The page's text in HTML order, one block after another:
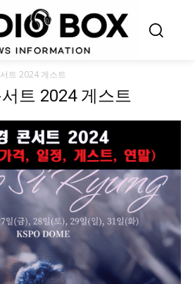
트 2024 게스트
트 2024 게스트